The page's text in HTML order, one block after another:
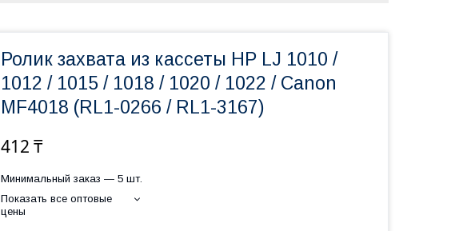
Ролик захвата из кассеты HP LJ 1010 /
1012 / 1015 / 1018 / 1020 / 1022 / Canon
MF4018 (RL1-0266 / RL1-3167)
412 ₸
Минимальный заказ — 5 шт.
Показать все оптовые
цены